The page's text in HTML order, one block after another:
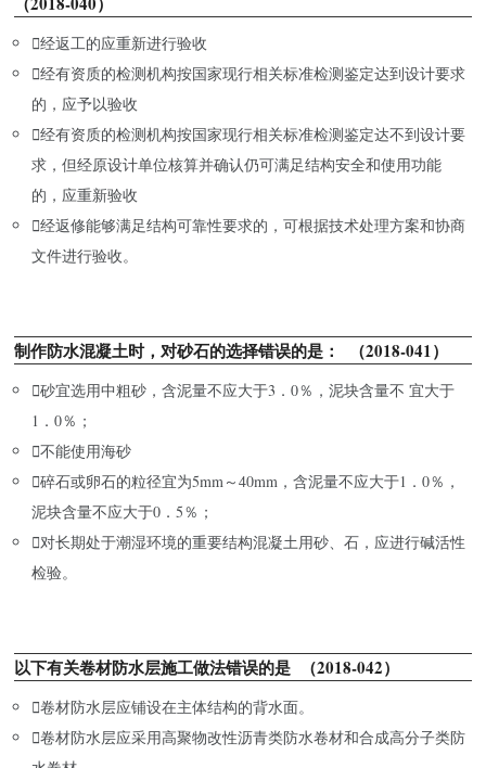
经返工的应重新进行验收
经有资质的检测机构按国家现行相关标准检测鉴定达到设计要求
的，应予以验收
经有资质的检测机构按国家现行相关标准检测鉴定达不到设计要
求，但经原设计单位核算并确认仍可满足结构安全和使用功能
的，应重新验收
经返修能够满足结构可靠性要求的，可根据技术处理方案和协商
文件进行验收。
制作防水混凝土时，对砂石的选择错误的是： （2018-041）
砂宜选用中粗砂，含泥量不应大于3．0％，泥块含量不 宜大于
1．0％；
不能使用海砂
碎石或卵石的粒径宜为5mm～40mm，含泥量不应大于1．0％，
泥块含量不应大于0．5％；
对长期处于潮湿环境的重要结构混凝土用砂、石，应进行碱活性
检验。
以下有关卷材防水层施工做法错误的是 （2018-042）
卷材防水层应铺设在主体结构的背水面。
卷材防水层应采用高聚物改性沥青类防水卷材和合成高分子类防